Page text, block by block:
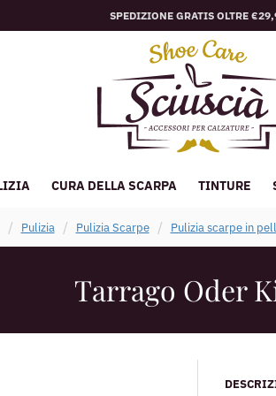
SPEDIZIONE GRATIS OLTRE
CURA DELLA SCARPA TINTURE
Pulizia Pulizia Scarpe Pulizia scarpe in
Tarrago Oder